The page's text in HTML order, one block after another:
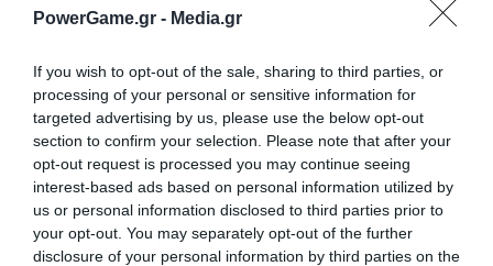
PowerGame.gr - Media.gr
If you wish to opt-out of the sale, sharing to third parties, or
processing of your personal or sensitive information for
targeted advertising by us, please use the below opt-out
section to confirm your selection. Please note that after your
opt-out request is processed you may continue seeing
interest-based ads based on personal information utilized by
us or personal information disclosed to third parties prior to
your opt-out. You may separately opt-out of the further
disclosure of your personal information by third parties on the
Διαβάστε επίσης